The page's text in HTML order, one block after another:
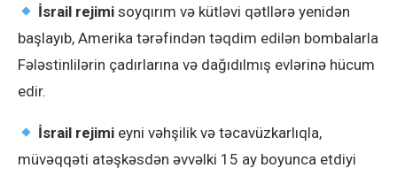
İsrail rejimi soyqırım və kütləvi qətllərə yenidən
başlayıb, Amerika tərəfindən təqdim edilən bombalarla
Fələstinlilərin çadırlarına və dağıdılmış evlərinə hücum
edir.
İsrail rejimi eyni vəhşilik və təcavüzkarlıqla,
müvəqqəti atəşkəsdən əvvəlki 15 ay boyunca etdiyi